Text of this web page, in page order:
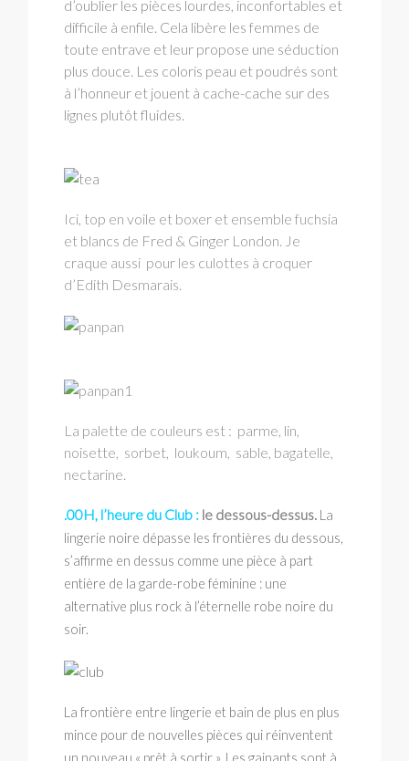
d’oublier les pièces lourdes, inconfortables et
difficile à enfile. Cela libère les femmes de
toute entrave et leur propose une séduction
plus douce. Les coloris peau et poudrés sont
à l’honneur et jouent à cache-cache sur des
lignes plutôt fluides.
Ici, top en voile et boxer et ensemble fuchsia
et blancs de Fred & Ginger London. Je
craque aussi pour les culottes à croquer
d’Edith Desmarais.
La palette de couleurs est : parme, lin,
noisette, sorbet, loukoum, sable, bagatelle,
nectarine.
.00H, l’heure du Club : le dessous-dessus. La
lingerie noire dépasse les frontières du dessous,
s’affirme en dessus comme une pièce à part
entière de la garde-robe féminine : une
alternative plus rock à l’éternelle robe noire du
soir.
La frontière entre lingerie et bain de plus en plus
mince pour de nouvelles pièces qui réinventent